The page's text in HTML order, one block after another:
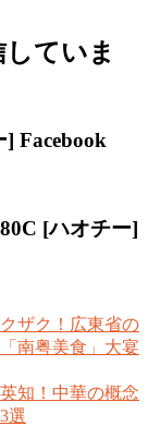
ていま
Facebook
[ハオチー]
ザク！広東省の
南粤美食」大宴
知！中華の概念
選